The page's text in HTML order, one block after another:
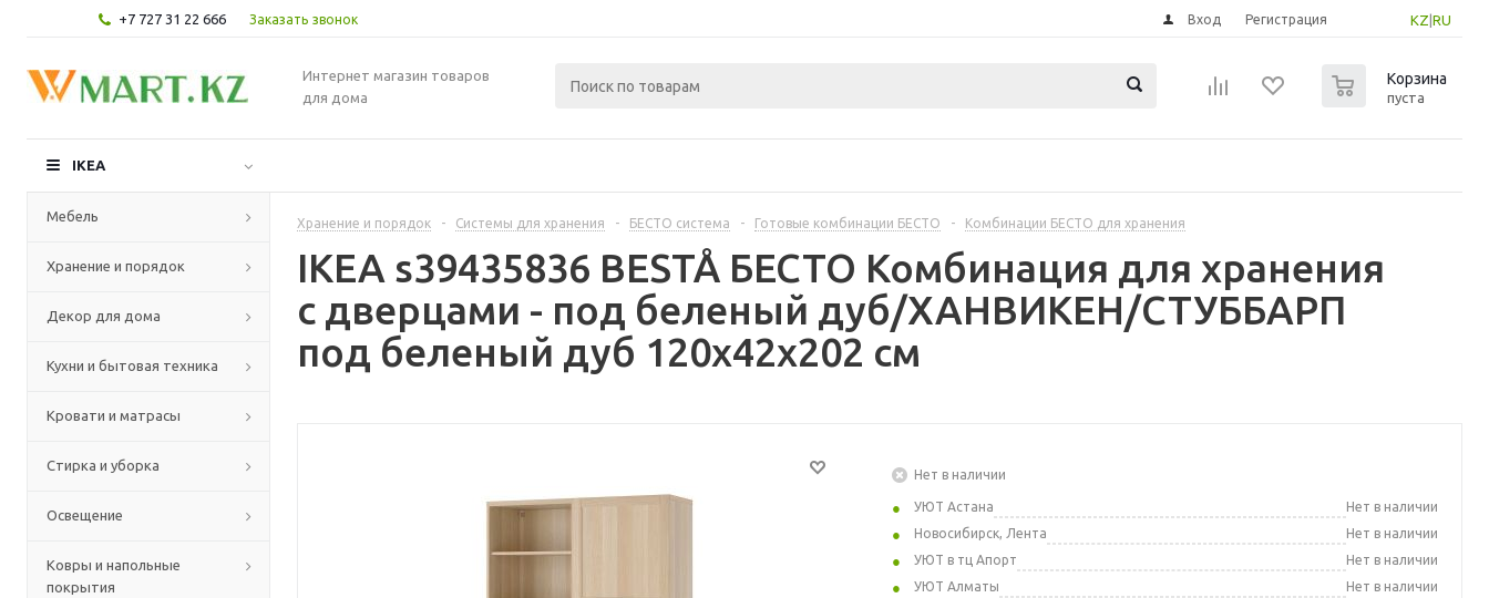
+7 727 31 22 666 Заказать звонок KZ RU
Вход Регистрация
Интернет магазин товаров
для дома
Корзина
пуста
IKEA
Мебель
Хранение и порядок
Декор для дома
Кухни и бытовая техника
Кровати и матрасы
Стирка и уборка
Освещение
Ковры и напольные
покрытия
Хранение и порядок - Системы для хранения - БЕСТО система - Готовые комбинации БЕСТО - Комбинации БЕСТО для хранения
IKEA s39435836 BESTÅ БЕСТО Комбинация для хранения
с дверцами - под беленый дуб/ХАНВИКЕН/СТУББАРП
под беленый дуб 120x42x202 см
Нет в наличии
УЮТ Астана
Нет в наличии
Новосибирск, Лента
Нет в наличии
УЮТ в тц Апорт
Нет в наличии
УЮТ Алматы
Нет в наличии